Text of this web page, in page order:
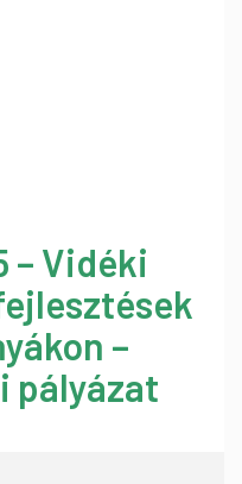
– Vidéki
–
pályázat